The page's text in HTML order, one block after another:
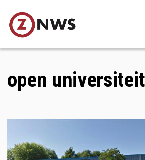
main
content
open universiteit